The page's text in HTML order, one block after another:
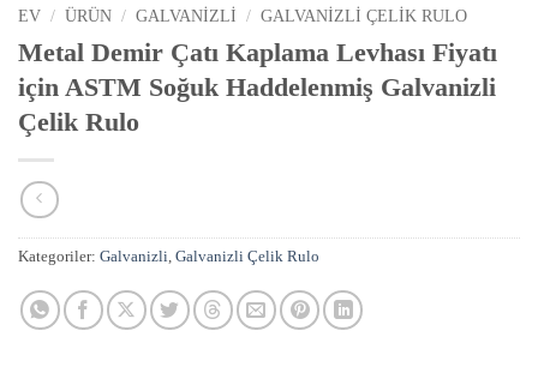
EV / ÜRÜN / GALVANIZLI / GALVANIZLI ÇELIK RULO
Metal Demir Çatı Kaplama Levhası Fiyatı
için ASTM Soğuk Haddelenmiş Galvanizli
Çelik Rulo
Kategoriler: Galvanizli, Galvanizli Çelik Rulo